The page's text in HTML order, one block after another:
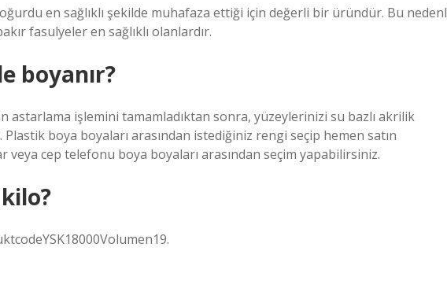
en sağlıklı şekilde muhafaza ettiği için değerli bir üründür. Bu
fasulyeler en sağlıklı olanlardır.
boyanır?
astarlama işlemini tamamladıktan sonra, yüzeylerinizi su bazlı akrilik
boya boyaları arasından istediğiniz rengi seçip hemen satın
veya cep telefonu boya boyaları arasından seçim yapabilirsiniz.